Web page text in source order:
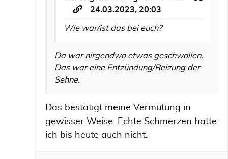
24.03.2023, 20:03
Wie war/ist das bei euch?
Da war nirgendwo etwas geschwollen.
Das war eine Entzündung/Reizung der
Sehne.
Das bestätigt meine Vermutung in
gewisser Weise. Echte Schmerzen hatte
ich bis heute auch nicht.